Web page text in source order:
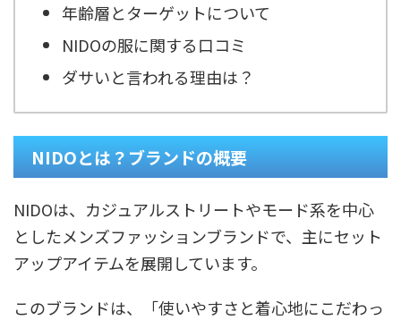
年齢層とターゲットについて
NIDOの服に関する口コミ
ダサいと言われる理由は？
NIDOとは？ブランドの概要
NIDOは、カジュアルストリートやモード系を中心
としたメンズファッションブランドで、主にセット
アップアイテムを展開しています。
このブランドは、「使いやすさと着心地にこだわっ